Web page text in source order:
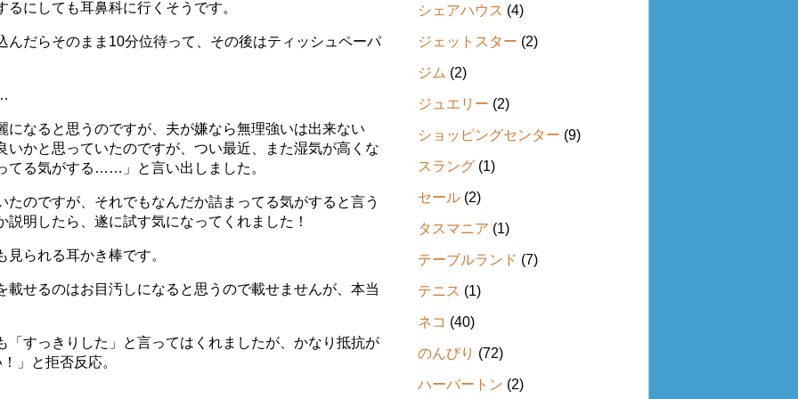
にしても耳鼻科に行くそうです。
んだらそのまま10分位待って、その後はティッシュペーパ
になると思うのですが、夫が嫌なら無理強いは出来ない
いかと思っていたのですが、つい最近、また湿気が高くな
てる気がする……」と言い出しました。
のですが、それでもなんだか詰まってる気がすると言う
明したら、遂に試す気になってくれました！
られる耳かき棒です。
載せるのはお目汚しになると思うので載せませんが、本当
「すっきりした」と言ってはくれましたが、かなり抵抗が
」と拒否反応。
シェアハウス (4)
ジェットスター (2)
ジム (2)
ジュエリー (2)
ショッピングセンター (9)
スラング (1)
セール (2)
タスマニア (1)
テーブルランド (7)
テニス (1)
ネコ (40)
のんびり (72)
ハーバートン (2)